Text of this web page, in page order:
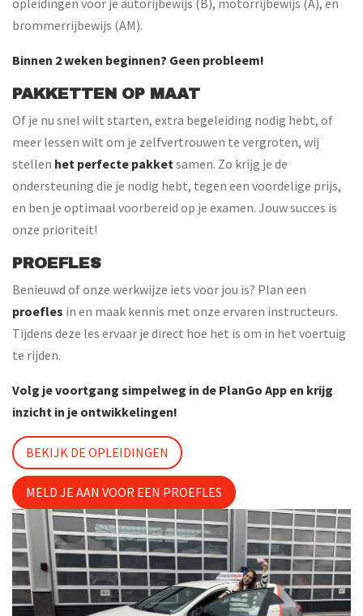
opleidingen voor je autorijbewijs (B), motorrijbewijs (A), en
brommerrijbewijs (AM).
Binnen 2 weken beginnen? Geen probleem!
PAKKETTEN OP MAAT
Of je nu snel wilt starten, extra begeleiding nodig hebt, of
meer lessen wilt om je zelfvertrouwen te vergroten, wij
stellen het perfecte pakketsamen. Zo krijg je de
ondersteuning die je nodig hebt, tegen een voordelige prijs,
en ben je optimaal voorbereid op je examen. Jouw succes is
onze prioriteit!
PROEFLES
Benieuwd of onze werkwijze iets voor jou is? Plan een
proefles in en maak kennis met onze ervaren instructeurs.
Tijdens deze les ervaar je direct hoe het is om in het voertuig
te rijden.
Volg je voortgang simpelweg in de PlanGo App en krijg
inzicht in je ontwikkelingen!
BEKIJK DE OPLEIDINGEN
MELD JE AAN VOOR EEN PROEFLES